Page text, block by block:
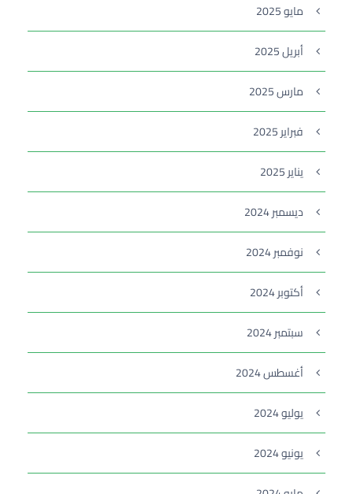
مايو 2025
أبريل 2025
مارس 2025
فبراير 2025
يناير 2025
ديسمبر 2024
نوفمبر 2024
أكتوبر 2024
سبتمبر 2024
أغسطس 2024
يوليو 2024
يونيو 2024